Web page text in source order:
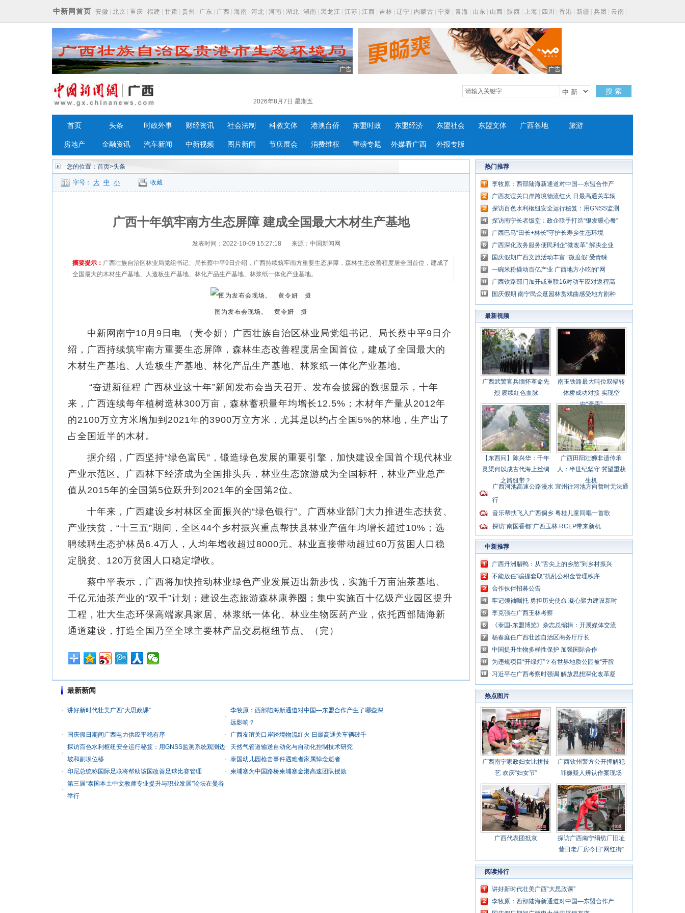
中新网首页 安徽 北京 重庆 福建 甘肃 贵州 广东 广西 海南 河北 河南 湖北 湖南 黑龙江 江苏 江西 吉林 辽宁 内蒙古 宁夏 青海 山东 山西 陕西 上海 四川 香港 新疆 兵团 云南
广告 广告
2026年8月7日 星期五
搜 索
首页 头条 时政外事 财经资讯 社会法制 科教文体 港澳台侨 东盟时政 东盟经济 东盟社会 东盟文体 广西各地 旅游
房地产 金融资讯 汽车新闻 中新视频 图片新闻 节庆展会 消费维权 重磅专题 外媒看广西 外报专版
您的位置： 首页>头条
字号： 大 中 小 收藏
广西十年筑牢南方生态屏障 建成全国最大木材生产基地
发表时间：2022-10-09 15:27:18 来源：中国新闻网
摘要提示： 广西壮族自治区林业局党组书记、局长蔡中平9日介绍，广西持续筑牢南方重要生态屏障，森林生态改善程度居全国首位，建成了
全国最大的木材生产基地、人造板生产基地、林化产品生产基地、林浆纸一体化产业基地。
图为发布会现场。 黄令妍 摄
中新网南宁10月9日电 （黄令妍）广西壮族自治区林业局党组书记、局长蔡中平9日介
绍，广西持续筑牢南方重要生态屏障，森林生态改善程度居全国首位，建成了全国最大的
木材生产基地、人造板生产基地、林化产品生产基地、林浆纸一体化产业基地。
“奋进新征程 广西林业这十年”新闻发布会当天召开。发布会披露的数据显示，十年
来，广西连续每年植树造林300万亩，森林蓄积量年均增长12.5%；木材年产量从2012年
的2100万立方米增加到2021年的3900万立方米，尤其是以约占全国5%的林地，生产出了
占全国近半的木材。
据介绍，广西坚持“绿色富民”，锻造绿色发展的重要引擎，加快建设全国首个现代林业
产业示范区。广西林下经济成为全国排头兵，林业生态旅游成为全国标杆，林业产业总产
值从2015年的全国第5位跃升到2021年的全国第2位。
十年来，广西建设乡村林区全面振兴的“绿色银行”。广西林业部门大力推进生态扶贫、
产业扶贫，“十三五”期间，全区44个乡村振兴重点帮扶县林业产值年均增长超过10%；选
聘续聘生态护林员6.4万人，人均年增收超过8000元。林业直接带动超过60万贫困人口稳
定脱贫、120万贫困人口稳定增收。
蔡中平表示，广西将加快推动林业绿色产业发展迈出新步伐，实施千万亩油茶基地、
千亿元油茶产业的“双千”计划；建设生态旅游森林康养圈；集中实施百十亿级产业园区提升
工程，壮大生态环保高端家具家居、林浆纸一体化、林业生物医药产业，依托西部陆海新
通道建设，打造全国乃至全球主要林产品交易枢纽节点。（完）
最新新闻
讲好新时代壮美广西“大思政课”
李牧原：西部陆海新通道对中国—东盟合作产生了哪些深
远影响？
国庆假日期间广西电力供应平稳有序
广西友谊关口岸跨境物流红火 日最高通关车辆破千
探访百色水利枢纽安全运行秘笈：用GNSS监测系统观测边
坡和副坝位移
天然气管道输送自动化与自动化控制技术研究
泰国幼儿园枪击事件遇难者家属悼念逝者
印尼总统称国际足联将帮助该国改善足球比赛管理
柬埔寨为中国路桥柬埔寨金港高速团队授勋
第三届“泰国本土中文教师专业提升与职业发展”论坛在曼谷
举行
热门推荐
李牧原：西部陆海新通道对中国—东盟合作产
生了哪些深远影响？
广西友谊关口岸跨境物流红火 日最高通关车辆
破千
探访百色水利枢纽安全运行秘笈：用GNSS监测
系统观测边坡和副坝位移
探访南宁长者饭堂：政企联手打造“银发暖心餐”
办好老人“食”事
广西巴马“田长+林长”守护长寿乡生态环境
广西深化政务服务便民利企“微改革” 解决企业
民众“大问题”
国庆假期广西文旅活动丰富 “微度假”受青睐
一碗米粉撬动百亿产业 广西地方小吃的“网
红”路
广西铁路部门加开或重联16对动车应对返程高
峰
国庆假期 南宁民众逛园林赏戏曲感受地方剧种
魅力
最新视频
广西武警官兵缅怀革命先
烈 赓续红色血脉
南玉铁路最大吨位双幅转
体桥成功对接 实现空
中“牵手”
【东西问】陈兴华：千年
灵渠何以成古代海上丝绸
之路纽带？
广西田阳壮狮非遗传承
人：半世纪坚守 冀望重获
生机
广西河池高速公路漫水 宜州往河池方向暂时无法通
行
音乐帮扶飞入广西侗乡 粤桂儿童同唱一首歌
探访“南国香都”广西玉林 RCEP带来新机
中新推荐
广西丹洲腊鸭：从“舌尖上的乡愁”到乡村振兴
的“利器”
不能放任“骗提套取”扰乱公积金管理秩序
合作伙伴招募公告
牢记领袖嘱托 勇担历史使命 凝心聚力建设新时
代中国特色社会主义壮美广西
李克强在广西玉林考察
《泰国-东盟博览》杂志总编辑：开展媒体交流
讲好中国与东盟合作故事
杨春庭任广西壮族自治区商务厅厅长
中国提升生物多样性保护 加强国际合作
为违规项目“开绿灯”？有世界地质公园被“开膛
破肚”
习近平在广西考察时强调 解放思想深化改革凝
心聚力担当实干 建设新时代中国特色社会主义
壮美
热点图片
广西南宁家政妇女比拼技
艺 欢庆“妇女节”
广西钦州警方公开押解犯
罪嫌疑人辨认作案现场
广西代表团抵京
探访广西南宁绢纺厂旧址
昔日老厂房今日“网红街”
阅读排行
讲好新时代壮美广西“大思政课”
李牧原：西部陆海新通道对中国—东盟合作产